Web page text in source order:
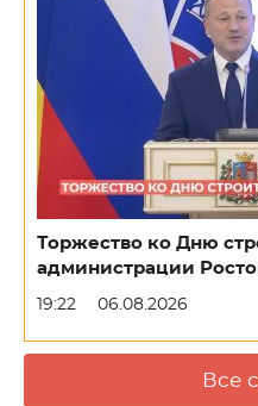
Торжество ко Дню
администрации
19:22 06.08.2026
Все